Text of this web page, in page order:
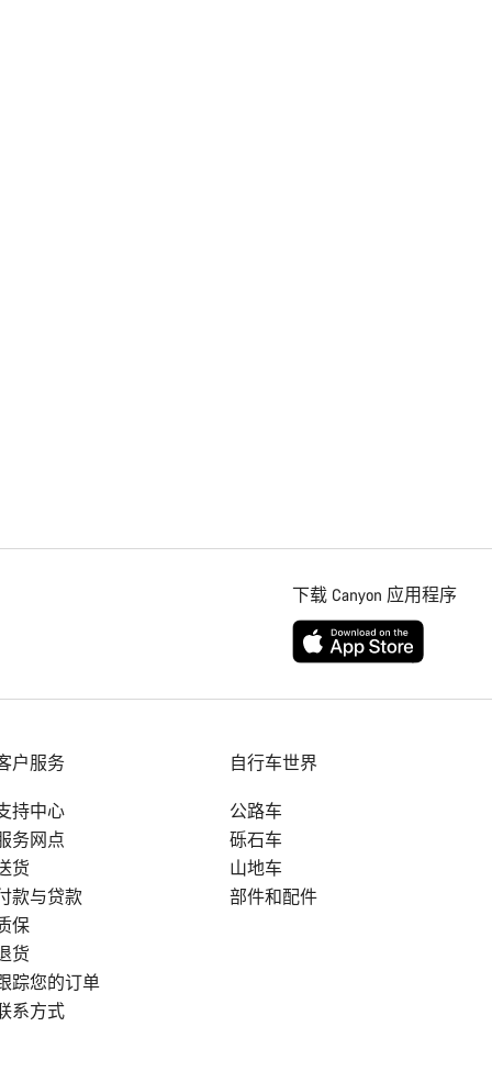
下载 Canyon 应用程序
户服务
持中心
务网点
货
款与贷款
保
货
踪您的订单
系方式
自行车世界
公路车
砾石车
山地车
部件和配件